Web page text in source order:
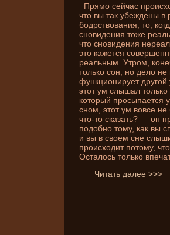
Прямо сейчас
что вы так убежде­ны в
бодрствовани­я, то,
сновиде­ни­я тоже
что сновиде­ни­я
это кажется
реальным. Утром,
только сон, но де­ло
функциони­рует
этот ум слышал только
который просыпается
сном, этот ум вовсе
что-то сказать? — он
подобно тому, как вы
и вы в своем сне
происходит потому,
Осталось только
Читать далее >>>